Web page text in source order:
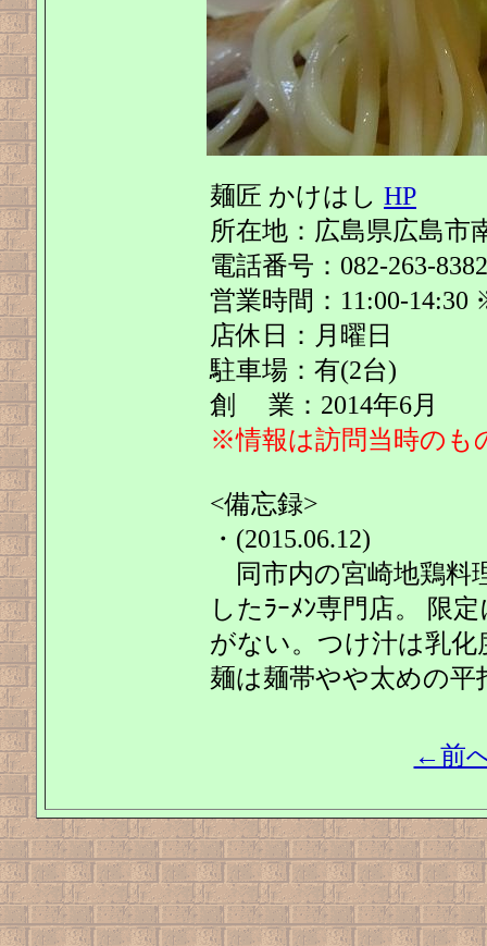
麺匠 かけはし HP
所在地：広島県広島市
電話番号：082-263-8382
営業時間：11:00-
店休日：月曜日
駐車場：有(2台)
創 業：2014年6月
※情報は訪問当時のも
<備忘録>
・(2015.06.12)
同市内の宮崎地鶏料
したﾗｰﾒﾝ専門店。 限
がない。つけ汁は乳
麺は麺帯やや太めの平
←前